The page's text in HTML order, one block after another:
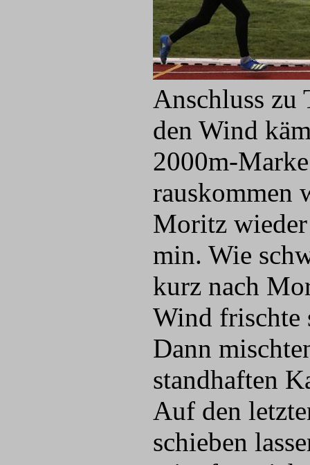
Anschluss zu
den Wind
2000m-
rauskommen
Moritz
min. Wie
kurz nach
Wind frischte
Dann
standhaften
Auf den
schieben